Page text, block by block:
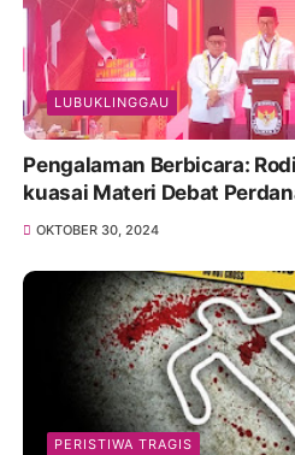
LUBUKLINGGAU
Pengalaman Berbicara:
kuasai Materi Debat
OKTOBER 30, 2024
PERISTIWA TRAGIS